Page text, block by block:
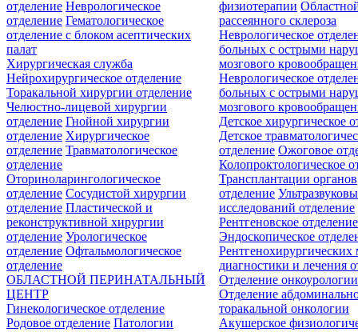
отделение Неврологическое
отделение Гематологическое
отделение c блоком асептических
палат
физиотерапии
рассеянного склероза
Неврологическое
больных с острыми
мозгового
Неврологическое
больных с острыми
мозгового
Хирургическая служба
Нейрохирургическое отделение
Торакальной хирургии отделение
Челюстно-лицевой хирургии
отделение Гнойной хирургии
отделение Хирургическое
отделение Травматологическое
отделение
Оториноларингологическое
отделение Сосудистой хирургии
отделение Пластической и
реконструктивной хирургии
отделение Урологическое
отделение Офтальмологическое
отделение
Детское хирургическое
Детское
отделение Ожоговое
Колопроктологическое
Трансплантации органов
отделение
исследований отделение
Рентгеновское отделение
Эндоскопическое
Рентгенохирургических
диагностики и лечения
Отделение онкоурологии
Отделение
торакальной онкологии
ОБЛАСТНОЙ ПЕРИНАТАЛЬНЫЙ
ЦЕНТР
Гинекологическое отделение
Родовое отделение Патологии
Акушерское